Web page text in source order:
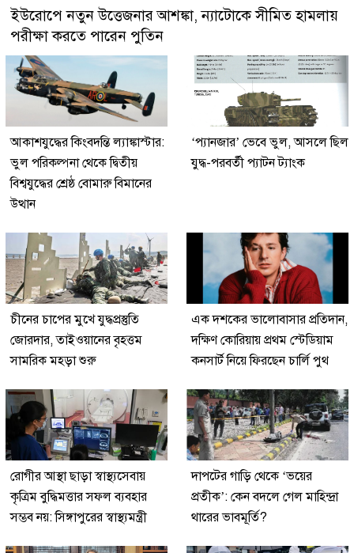
ইউরোপে নতুন উত্তেজনার আশঙ্কা, ন্যাটোকে সীমিত হামলায়
পরীক্ষা করতে পারেন পুতিন
আকাশযুদ্ধের কিংবদন্তি ল্যাঙ্কাস্টার:
ভুল পরিকল্পনা থেকে দ্বিতীয়
বিশ্বযুদ্ধের শ্রেষ্ঠ বোমারু বিমানের
উত্থান
‘প্যানজার’ ভেবে ভুল, আসলে ছিল
যুদ্ধ-পরবর্তী প্যাটন ট্যাংক
চীনের চাপের মুখে যুদ্ধপ্রস্তুতি
জোরদার, তাইওয়ানের বৃহত্তম
সামরিক মহড়া শুরু
এক দশকের ভালোবাসার প্রতিদান,
দক্ষিণ কোরিয়ায় প্রথম স্টেডিয়াম
কনসার্ট নিয়ে ফিরছেন চার্লি পুথ
রোগীর আস্থা ছাড়া স্বাস্থ্যসেবায়
কৃত্রিম বুদ্ধিমত্তার সফল ব্যবহার
সম্ভব নয়: সিঙ্গাপুরের স্বাস্থ্যমন্ত্রী
দাপটের গাড়ি থেকে ‘ভয়ের
প্রতীক’: কেন বদলে গেল মাহিন্দ্রা
থারের ভাবমূর্তি?